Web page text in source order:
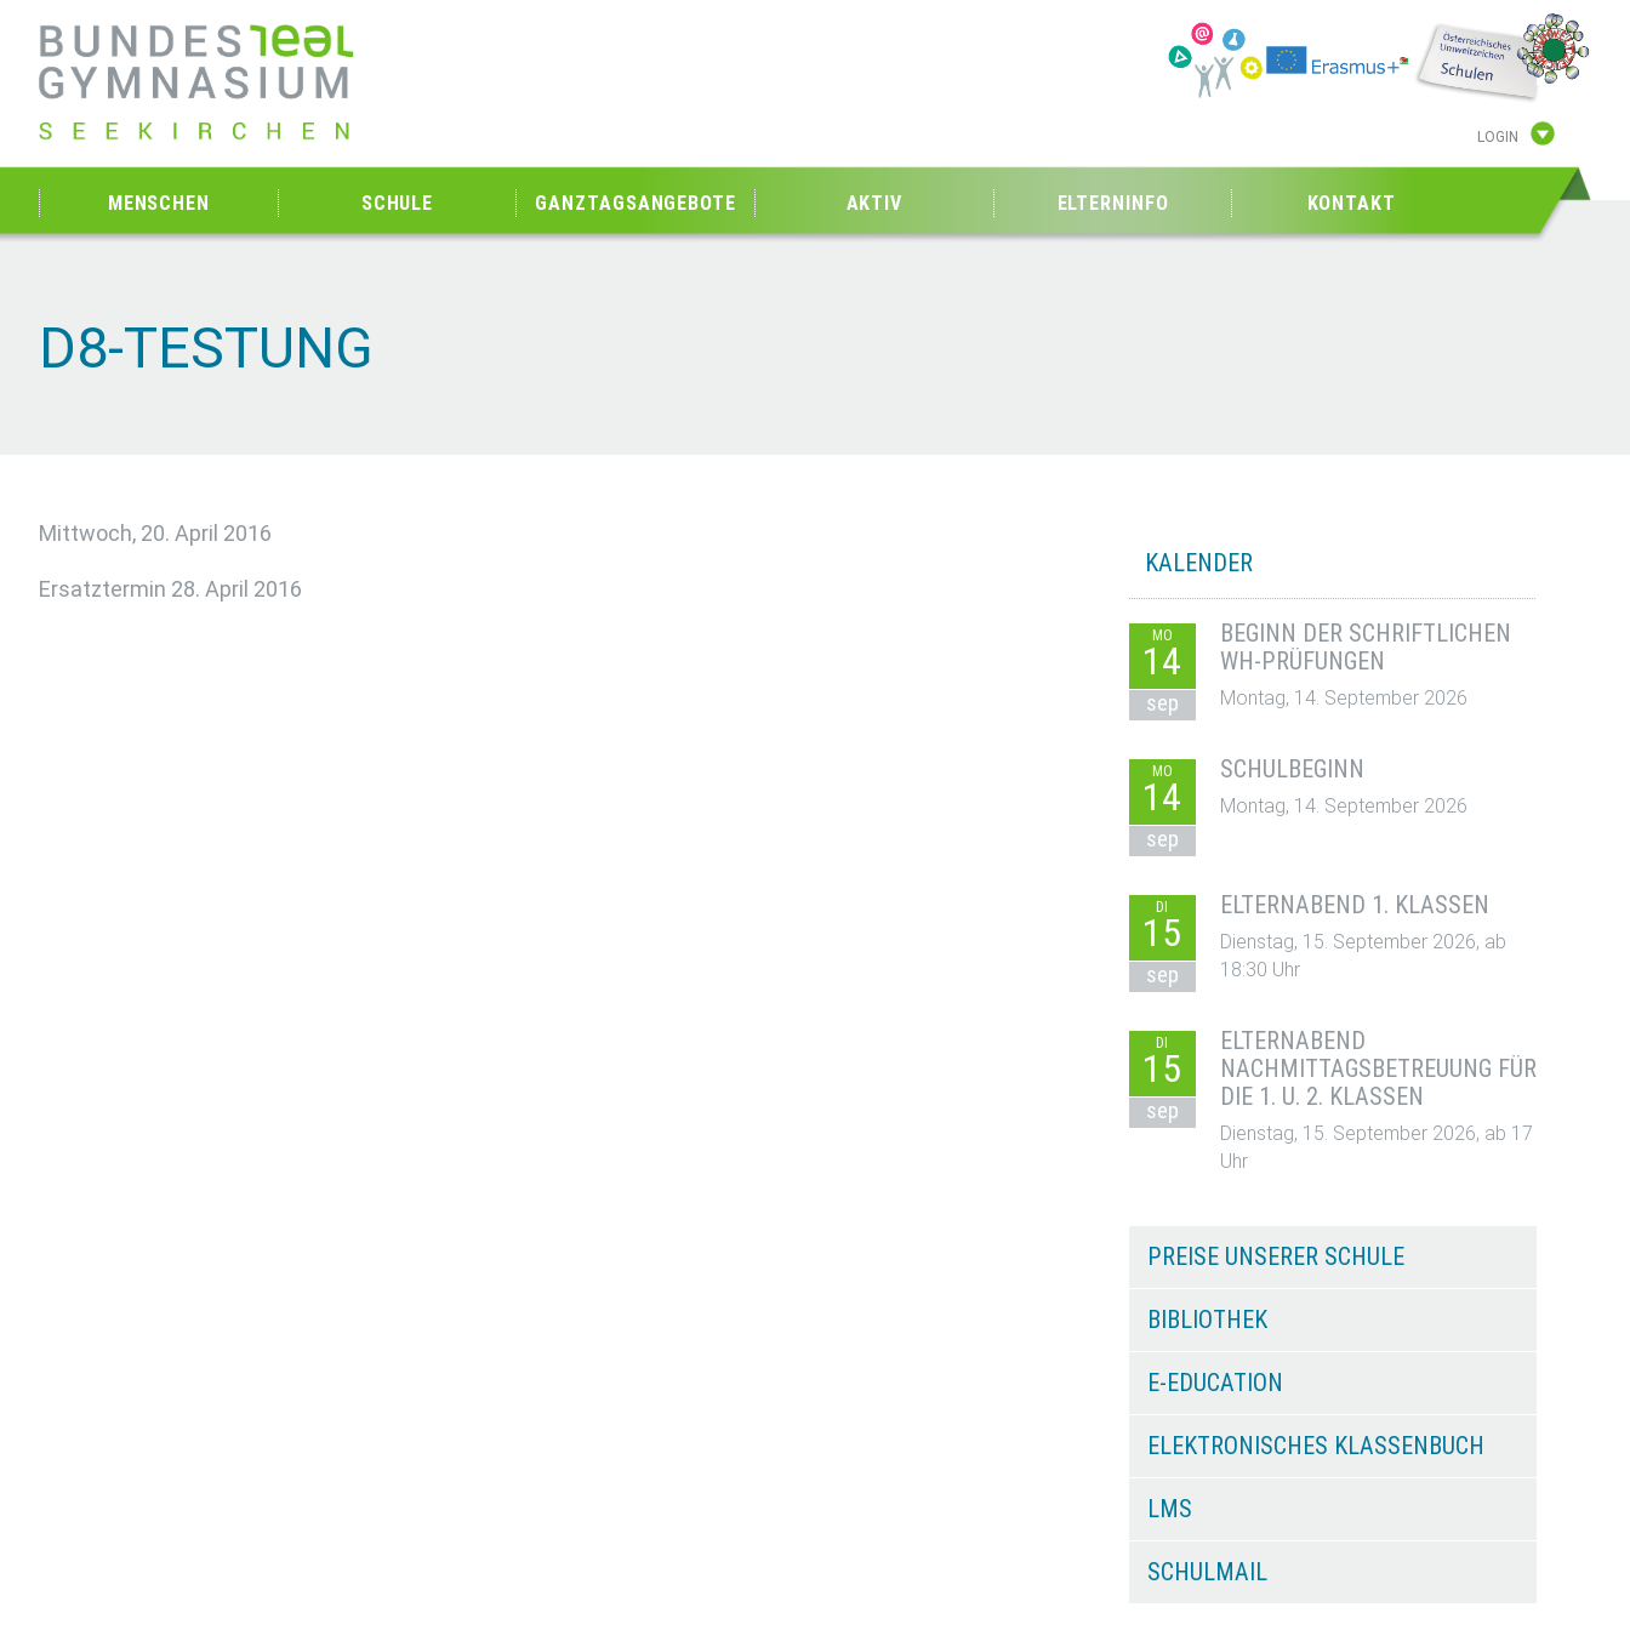
LOGIN
MENSCHEN SCHULE GANZTAGSANGEBOTE AKTIV ELTERNINFO KONTAKT
D8-TESTUNG
Mittwoch, 20. April 2016
Ersatztermin 28. April 2016
KALENDER
MO
14
sep
BEGINN DER SCHRIFTLICHEN
WH-PRÜFUNGEN
Montag, 14. September 2026
MO
14
sep
SCHULBEGINN
Montag, 14. September 2026
DI
15
sep
ELTERNABEND 1. KLASSEN
Dienstag, 15. September 2026, ab
18:30 Uhr
DI
15
sep
ELTERNABEND
NACHMITTAGSBETREUUNG FÜR
DIE 1. U. 2. KLASSEN
Dienstag, 15. September 2026, ab 17
Uhr
PREISE UNSERER SCHULE
BIBLIOTHEK
E-EDUCATION
ELEKTRONISCHES KLASSENBUCH
LMS
SCHULMAIL